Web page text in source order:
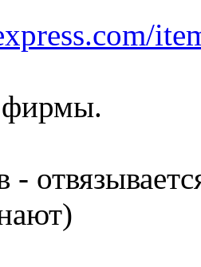
фирмы.
-